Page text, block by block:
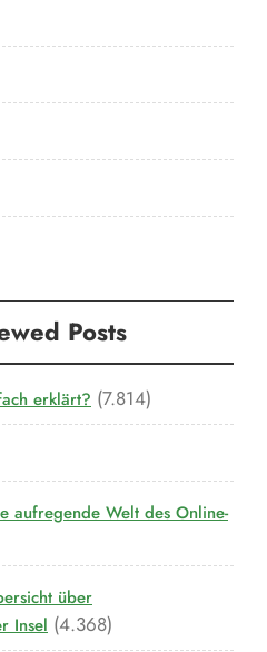
Posts
erklärt? (7.814)
aufregende Welt des Online-
über
Insel (4.368)